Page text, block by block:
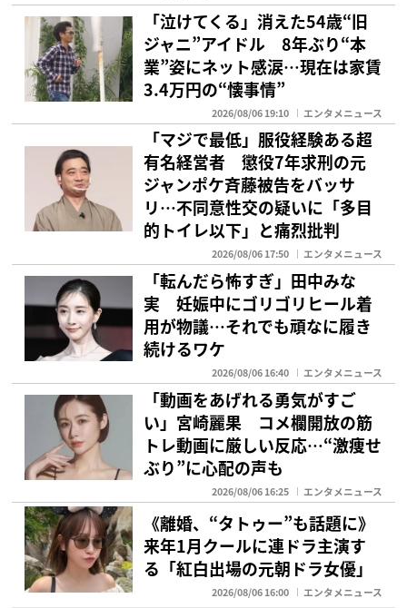
「泣けてくる」消えた54歳“旧
ジャニ”アイドル 8年ぶり“本
業”姿にネット感涙…現在は家賃
3.4万円の“懐事情”
2026/08/06 19:10 エンタメニュース
「マジで最低」服役経験ある超
有名経営者 懲役7年求刑の元
ジャンポケ斉藤被告をバッサ
リ…不同意性交の疑いに「多目
的トイレ以下」と痛烈批判
2026/08/06 17:50 エンタメニュース
「転んだら怖すぎ」田中みな
実 妊娠中にゴリゴリヒール着
用が物議…それでも頑なに履き
続けるワケ
2026/08/06 16:40 エンタメニュース
「動画をあげれる勇気がすご
い」宮崎麗果 コメ欄開放の筋
トレ動画に厳しい反応…“激痩せ
ぶり”に心配の声も
2026/08/06 16:25 エンタメニュース
《離婚、“タトゥー”も話題に》
来年1月クールに連ドラ主演す
る「紅白出場の元朝ドラ女優」
2026/08/06 16:00 エンタメニュース